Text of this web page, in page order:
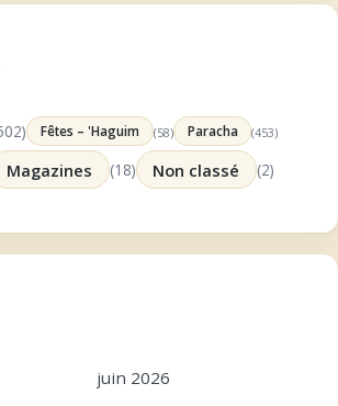
Fêtes – 'Haguim (58) Paracha (453)
Magazines (18) Non classé (2)
juin 2026